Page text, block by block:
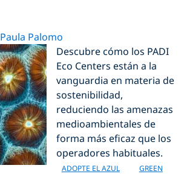
Paula Palomo
Descubre cómo los PADI
Eco Centers están a la
vanguardia en materia de
sostenibilidad,
reduciendo las amenazas
medioambientales de
forma más eficaz que los
operadores habituales.
ADOPTE EL AZUL
GREEN